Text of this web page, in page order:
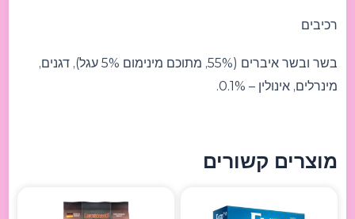
רכיבים
בשר ובשר איברים (55%, מתוכם מינימום 5% עגל), דגנים,
מינרלים, אינולין – 0.1%.
מוצרים קשורים